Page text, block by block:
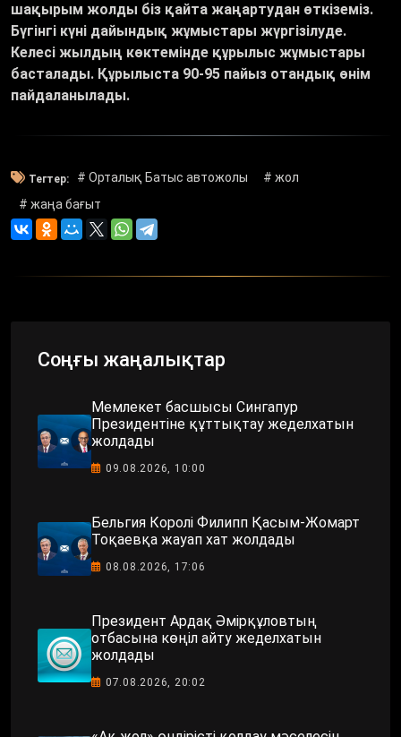
шақырым жолды біз қайта жаңартудан өткіземіз.
Бүгінгі күні дайындық жұмыстары жүргізілуде.
Келесі жылдың көктемінде құрылыс жұмыстары
басталады. Құрылыста 90-95 пайыз отандық өнім
пайдаланылады.
Тегтер: # Орталық Батыс автожолы
# жол
# жаңа бағыт
Соңғы жаңалықтар
Мемлекет басшысы Сингапур
Президентіне құттықтау жеделхатын
жолдады
09.08.2026, 10:00
Бельгия Королі Филипп Қасым-Жомарт
Тоқаевқа жауап хат жолдады
08.08.2026, 17:06
Президент Ардақ Әмірқұловтың
отбасына көңіл айту жеделхатын
жолдады
07.08.2026, 20:02